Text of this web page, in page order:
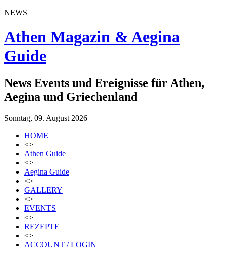
NEWS
Athen Magazin & Aegina
Guide
News Events und Ereignisse für Athen,
Aegina und Griechenland
Sonntag, 09. August 2026
HOME
<>
Athen Guide
<>
Aegina Guide
<>
GALLERY
<>
EVENTS
<>
REZEPTE
<>
ACCOUNT / LOGIN